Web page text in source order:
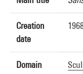
Creation
date
Domain